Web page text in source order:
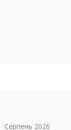
Серпень 2026